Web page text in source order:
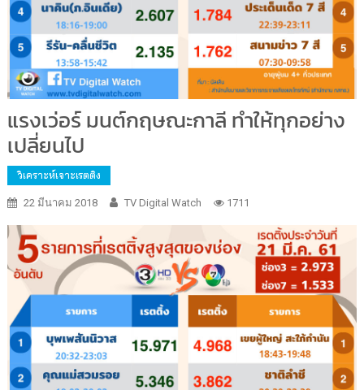
แรงเว่อร์ มนต์กฤษณะกาลี ทำให้ทุกอย่าง
เปลี่ยนไป
วิเคราะห์เจาะเรตติง
22 มีนาคม 2018 TV Digital Watch 1711